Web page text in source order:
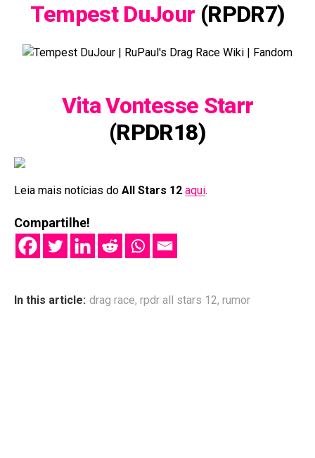
Tempest DuJour (RPDR7)
Vita Vontesse Starr
(RPDR18)
Leia mais notícias do All Stars 12 aqui.
Compartilhe!
In this article: drag race, rpdr all stars 12, rumor